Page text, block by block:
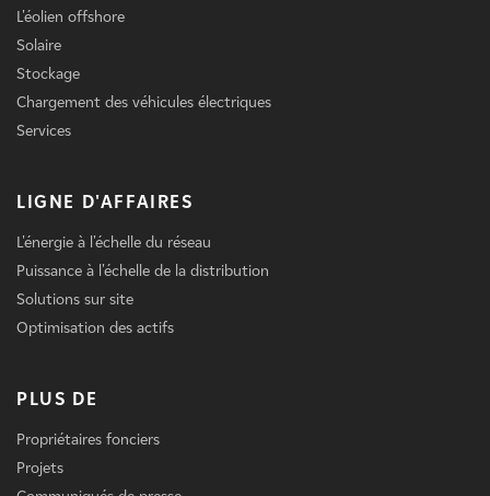
L'éolien offshore
Solaire
Stockage
Chargement des véhicules électriques
Services
LIGNE D'AFFAIRES
L'énergie à l'échelle du réseau
Puissance à l'échelle de la distribution
Solutions sur site
Optimisation des actifs
PLUS DE
Propriétaires fonciers
Projets